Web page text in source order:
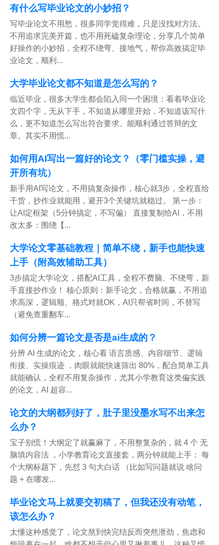
有什么写毕业论文的小妙招？
写毕业论文不用愁，很多同学觉得难，只是没找对方法。
不用追求完美开篇，也不用死磕复杂理论，分享几个简单
好操作的小妙招，全程不绕弯、接地气，帮你高效搞定毕
业论文，顺利...
大学毕业论文都不知道是怎么写的？
临近毕业，很多大学生都会陷入同一个困境：看着毕业论
文四个字，无从下手，不知道从哪里开始，不知道该写什
么，更不知道怎么写出符合要求、能顺利通过答辩的文
章。其实不用慌...
如何用AI写出一篇好的论文？（零门槛实操，避
开所有坑）
新手用AI写论文，不用搞复杂操作，核心就3步，全程直给
干货，抄作业就能用，避开3个关键坑就稳过。 第一步：
让AI定框架（5分钟搞定，不写偏） 直接复制给AI，不用
改太多：围绕【...
大学论文零基础教程｜简单不绕，新手也能快速
上手（附高效辅助工具）
3步搞定大学论文，搭配AI工具，全程不费脑、不绕弯，新
手直接抄作业！ 核心原则：新手论文，合格就赢，不用追
求高深，逻辑顺、格式对就OK，AI只帮省时间，不替写
（避免查重翻车...
如何分辨一篇论文是否是ai生成的？
分辨 AI 生成的论文，核心看 语言质感、内容细节、逻辑
衔接、实操痕迹 ，肉眼就能快速筛出 80%，配合简单工具
就能确认，全程不用复杂操作，尤其小学教育这类偏实践
的论文，AI 超容...
论文的大纲都列好了，肚子里没墨水写不出来怎
么办？
宝子别慌！大纲定了就赢麻了，不用整复杂的，就 4 个 无
脑填内容法 ，小学教育论文直接套，两分钟就能上手： 每
个大纲标题下，先怼 3 句大白话 （比如写问题就说 啥问
题 + 在哪发...
毕业论文马上就要交初稿了，但我还没有动笔，
该怎么办？
太懂这种感觉了，论文熬到快完结反而突然泄劲，焦虑和